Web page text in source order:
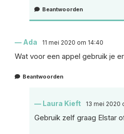
Beantwoorden
Ada 11 mei 2020 om 14:40
Wat voor een appel gebruik je
Beantwoorden
Laura Kieft 13 mei 2020
Gebruik zelf graag Elstar